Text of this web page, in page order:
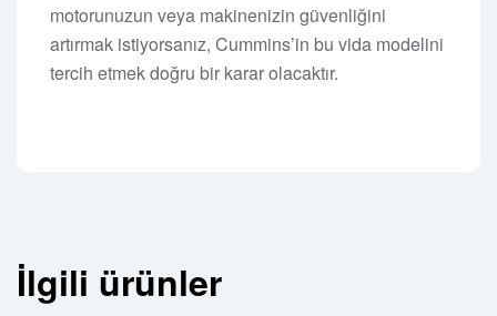
motorunuzun veya makinenizin güvenliğini
artırmak istiyorsanız, Cummins’in bu vida modelini
tercih etmek doğru bir karar olacaktır.
İlgili ürünler